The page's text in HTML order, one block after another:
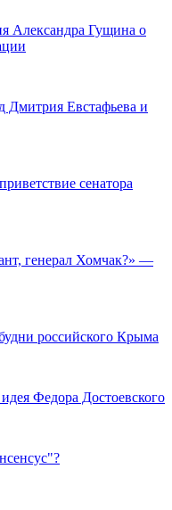
Александра Гущина о
Дмитрия Евстафьева и
сенатора
генерал Хомчак?» —
российского Крыма
Федора Достоевского